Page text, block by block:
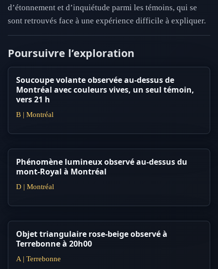
d’étonnement et d’inquiétude parmi les témoins, qui se
sont retrouvés face à une expérience difficile à expliquer.
Poursuivre l’exploration
Soucoupe volante observée au-dessus de
Montréal avec couleurs vives, un seul témoin,
vers 21 h
B | Montréal
Phénomène lumineux observé au-dessus du
mont-Royal à Montréal
D | Montréal
Objet triangulaire rose-beige observé à
Terrebonne à 20h00
A | Terrebonne